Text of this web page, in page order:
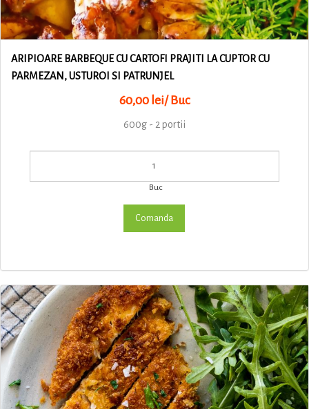
ARIPIOARE BARBEQUE CU CARTOFI PRAJITI LA CUPTOR CU
PARMEZAN, USTUROI SI PATRUNJEL
60,00 lei/ Buc
600g - 2 portii
Buc